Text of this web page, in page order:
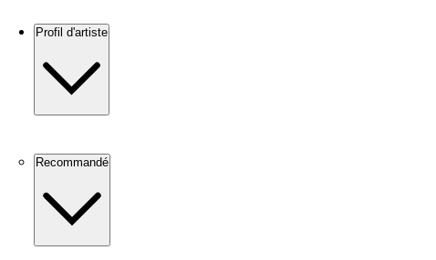
Profil d'artiste
Recommandé